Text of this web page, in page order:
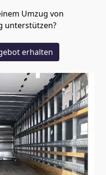
Umzug von
unterstützen?
erhalten